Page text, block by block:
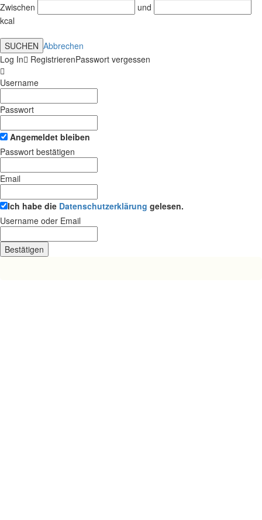
Zwischen
und
kcal
SUCHEN Abbrechen
Log In
RegistrierenPasswort vergessen
Username
Passwort
Angemeldet bleiben
Passwort bestätigen
Email
Ich habe die Datenschutzerklärung gelesen.
Username oder Email